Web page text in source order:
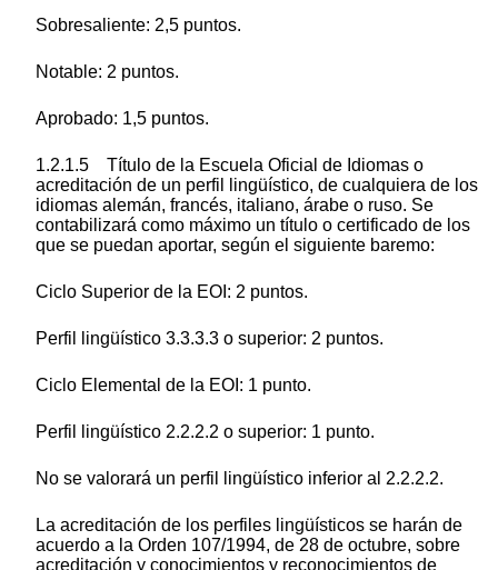
Sobresaliente: 2,5 puntos.
Notable: 2 puntos.
Aprobado: 1,5 puntos.
1.2.1.5 Título de la Escuela Oficial de Idiomas o
acreditación de un perfil lingüístico, de cualquiera de los
idiomas alemán, francés, italiano, árabe o ruso. Se
contabilizará como máximo un título o certificado de los
que se puedan aportar, según el siguiente baremo:
Ciclo Superior de la EOI: 2 puntos.
Perfil lingüístico 3.3.3.3 o superior: 2 puntos.
Ciclo Elemental de la EOI: 1 punto.
Perfil lingüístico 2.2.2.2 o superior: 1 punto.
No se valorará un perfil lingüístico inferior al 2.2.2.2.
La acreditación de los perfiles lingüísticos se harán de
acuerdo a la Orden 107/1994, de 28 de octubre, sobre
acreditación y conocimientos y reconocimientos de